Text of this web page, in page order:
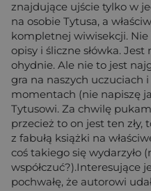
znajdujące ujście tylko w
na osobie Tytusa, a
kompletnej wiwisekcji.
opisy i śliczne słówka.
ohydnie. Ale nie to jest
gra na naszych uczuciach
momentach (nie napiszę
Tytusowi. Za chwilę
przecież to on jest ten zły,
z fabułą książki na
coś takiego się wydarzyło
współczuć?).Interesujące
pochwałę, że autorowi